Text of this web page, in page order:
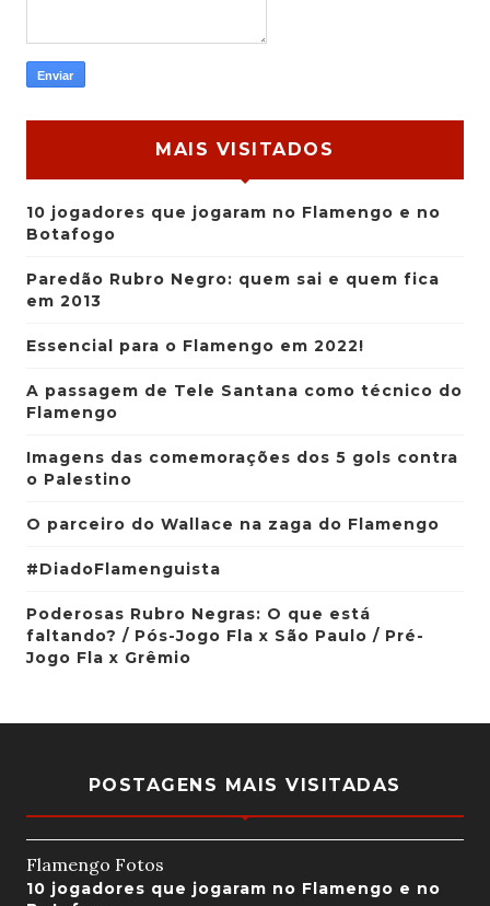
MAIS VISITADOS
10 jogadores que jogaram no Flamengo e no
Botafogo
Paredão Rubro Negro: quem sai e quem fica
em 2013
Essencial para o Flamengo em 2022!
A passagem de Tele Santana como técnico do
Flamengo
Imagens das comemorações dos 5 gols contra
o Palestino
O parceiro do Wallace na zaga do Flamengo
#DiadoFlamenguista
Poderosas Rubro Negras: O que está
faltando? / Pós-Jogo Fla x São Paulo / Pré-
Jogo Fla x Grêmio
POSTAGENS MAIS VISITADAS
Flamengo Fotos
10 jogadores que jogaram no Flamengo e no